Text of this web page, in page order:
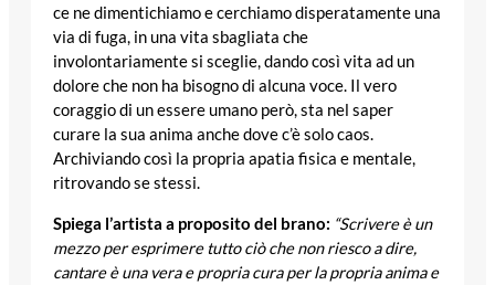
ce ne dimentichiamo e cerchiamo disperatamente una
via di fuga, in una vita sbagliata che
involontariamente si sceglie, dando così vita ad un
dolore che non ha bisogno di alcuna voce. Il vero
coraggio di un essere umano però, sta nel saper
curare la sua anima anche dove c’è solo caos.
Archiviando così la propria apatia fisica e mentale,
ritrovando se stessi.
Spiega l’artista a proposito del brano: “Scrivere è un
mezzo per esprimere tutto ciò che non riesco a dire,
cantare è una vera e propria cura per la propria anima e